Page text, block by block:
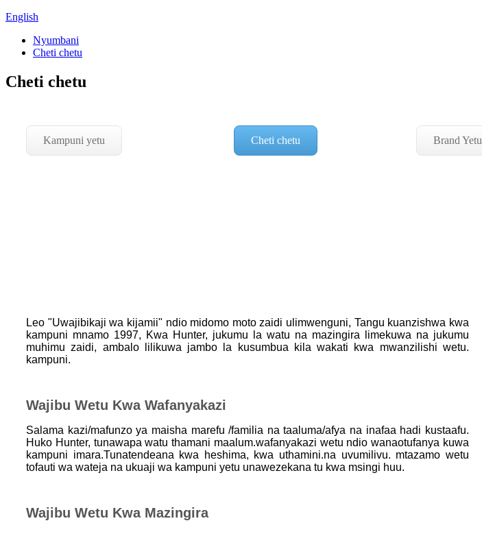
English
Nyumbani
Cheti chetu
Cheti chetu
Kampuni yetu Cheti chetu Brand Yetu
Leo "Uwajibikaji wa kijamii" ndio midomo moto zaidi ulimwenguni, Tangu kuanzishwa kwa
kampuni mnamo 1997, Kwa Hunter, jukumu la watu na mazingira limekuwa na jukumu
muhimu zaidi, ambalo lilikuwa jambo la kusumbua kila wakati kwa mwanzilishi wetu.
kampuni.
Wajibu Wetu Kwa Wafanyakazi
Salama kazi/mafunzo ya maisha marefu /familia na taaluma/afya na inafaa hadi kustaafu.
Huko Hunter, tunawapa watu thamani maalum.wafanyakazi wetu ndio wanaotufanya kuwa
kampuni imara.Tunatendeana kwa heshima, kwa uthamini.na uvumilivu. mtazamo wetu
tofauti wa wateja na ukuaji wa kampuni yetu unawezekana tu kwa msingi huu.
Wajibu Wetu Kwa Mazingira